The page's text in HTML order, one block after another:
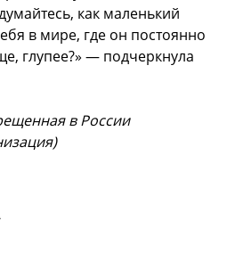
как маленький
в мире, где он постоянно
глупее?» — подчеркнула
в России